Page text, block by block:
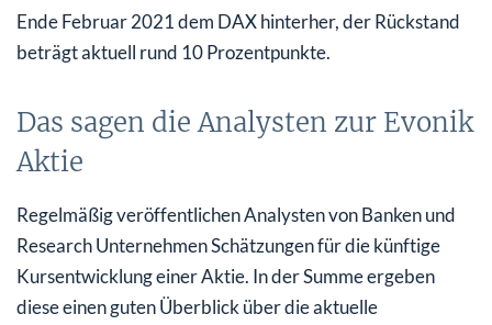
Ende Februar 2021 dem DAX hinterher, der Rückstand
beträgt aktuell rund 10 Prozentpunkte.
Das sagen die Analysten zur Evonik
Aktie
Regelmäßig veröffentlichen Analysten von Banken und
Research Unternehmen Schätzungen für die künftige
Kursentwicklung einer Aktie. In der Summe ergeben
diese einen guten Überblick über die aktuelle